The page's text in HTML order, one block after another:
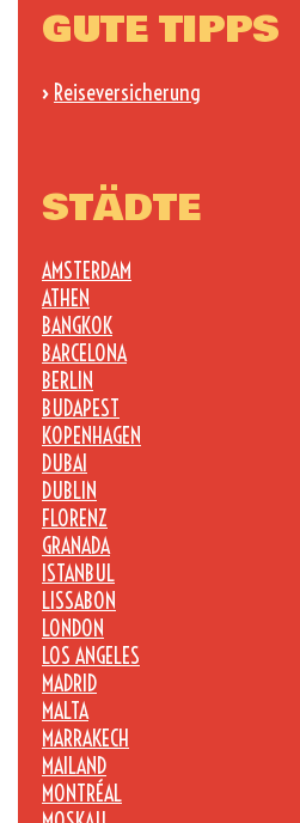
GUTE TIPPS
› Reiseversicherung
STÄDTE
AMSTERDAM
ATHEN
BANGKOK
BARCELONA
BERLIN
BUDAPEST
KOPENHAGEN
DUBAI
DUBLIN
FLORENZ
GRANADA
ISTANBUL
LISSABON
LONDON
LOS ANGELES
MADRID
MALTA
MARRAKECH
MAILAND
MONTRÉAL